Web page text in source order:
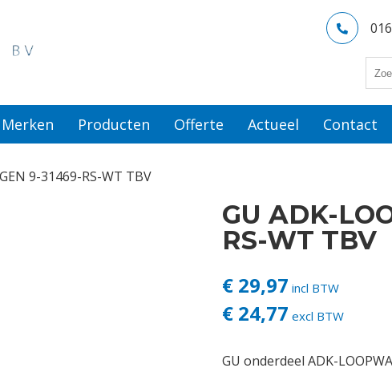
Merken Producten Offerte Actueel Contact
9-31469-RS-WT TBV
GU ADK-
RS-WT TBV
€ 29,97 incl BTW
€ 24,77 excl BTW
GU onderdeel ADK-